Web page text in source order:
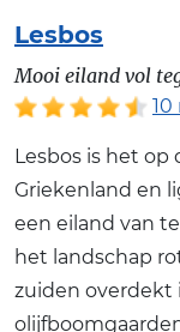
Lesbos
Mooi eiland vol
10
Lesbos is het
Griekenland en
een eiland van
het landschap
zuiden overdekt